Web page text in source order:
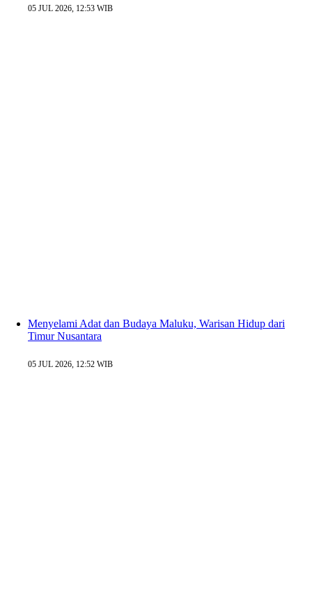
05 JUL 2026, 12:53 WIB
Menyelami Adat dan Budaya Maluku, Warisan Hidup dari
Timur Nusantara
05 JUL 2026, 12:52 WIB